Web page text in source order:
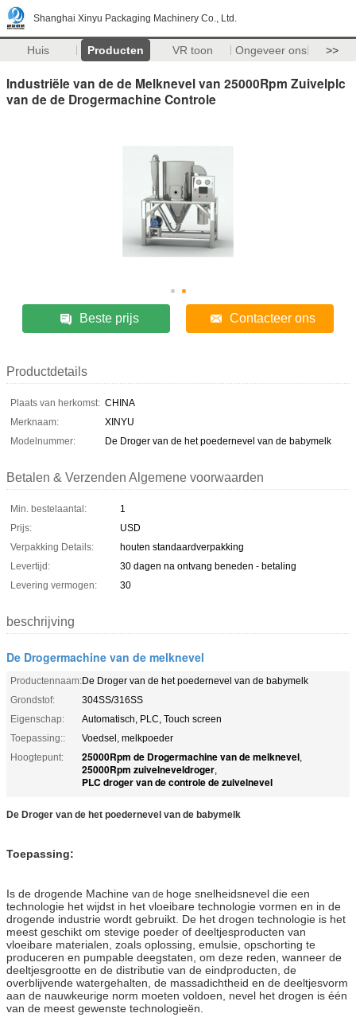
Shanghai Xinyu Packaging Machinery Co., Ltd.
Huis Producten VR toon Ongeveer ons >>
Industriële van de de Melknevel van 25000Rpm Zuivelplc
van de de Drogermachine Controle
Beste prijs Contacteer ons
Productdetails
Plaats van herkomst: CHINA
Merknaam:
XINYU
Modelnummer:
De Droger van de het poedernevel van de babymelk
Betalen & Verzenden Algemene voorwaarden
Min. bestelaantal:
1
Prijs:
USD
Verpakking Details:
houten standaardverpakking
Levertijd:
30 dagen na ontvang beneden - betaling
Levering vermogen:
30
beschrijving
De Drogermachine van de melknevel
Productennaam:De Droger van de het poedernevel van de babymelk
Grondstof:
304SS/316SS
Eigenschap:
Automatisch, PLC, Touch screen
Toepassing::
Voedsel, melkpoeder
Hoogtepunt:
25000Rpm de Drogermachine van de melknevel,
25000Rpm zuivelneveldroger,
PLC droger van de controle de zuivelnevel
De Droger van de het poedernevel van de babymelk
Toepassing:
Is de drogende Machine van de hoge snelheidsnevel die een
technologie het wijdst in het vloeibare technologie vormen en in de
drogende industrie wordt gebruikt. De het drogen technologie is het
meest geschikt om stevige poeder of deeltjesproducten van
vloeibare materialen, zoals oplossing, emulsie, opschorting te
produceren en pumpable deegstaten, om deze reden, wanneer de
deeltjesgrootte en de distributie van de eindproducten, de
overblijvende watergehalten, de massadichtheid en de deeltjesvorm
aan de nauwkeurige norm moeten voldoen, nevel het drogen is één
van de meest gewenste technologieën.